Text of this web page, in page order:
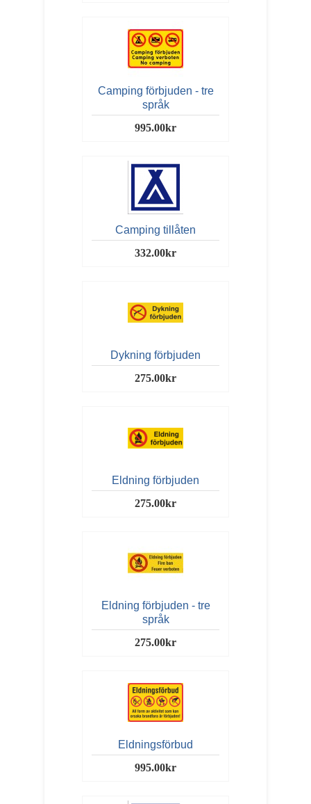
Camping förbjuden - tre
språk
995.00kr
Camping tillåten
332.00kr
Dykning förbjuden
275.00kr
Eldning förbjuden
275.00kr
Eldning förbjuden - tre
språk
275.00kr
Eldningsförbud
995.00kr